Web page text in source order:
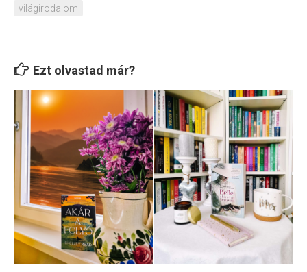
világirodalom
Ezt olvastad már?